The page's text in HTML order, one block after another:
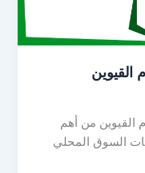
القيوين
القيوين من أهم
السوق المحلي